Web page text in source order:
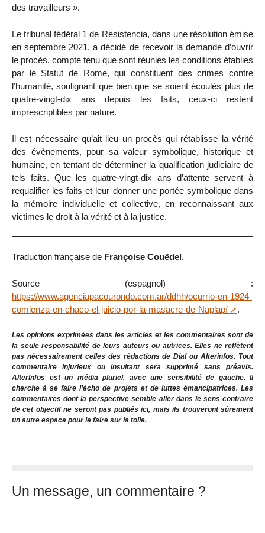
des travailleurs ».
Le tribunal fédéral 1 de Resistencia, dans une résolution émise
en septembre 2021, a décidé de recevoir la demande d’ouvrir
le procès, compte tenu que sont réunies les conditions établies
par le Statut de Rome, qui constituent des crimes contre
l’humanité, soulignant que bien que se soient écoulés plus de
quatre-vingt-dix ans depuis les faits, ceux-ci restent
imprescriptibles par nature.
Il est nécessaire qu’ait lieu un procès qui rétablisse la vérité
des évènements, pour sa valeur symbolique, historique et
humaine, en tentant de déterminer la qualification judiciaire de
tels faits. Que les quatre-vingt-dix ans d’attente servent à
requalifier les faits et leur donner une portée symbolique dans
la mémoire individuelle et collective, en reconnaissant aux
victimes le droit à la vérité et à la justice.
Traduction française de Françoise Couëdel.
Source (espagnol) :
https://www.agenciapacourondo.com.ar/ddhh/ocurrio-en-1924-
comienza-en-chaco-el-juicio-por-la-masacre-de-Naplapí
.
Les opinions exprimées dans les articles et les commentaires sont de
la seule responsabilité de leurs auteurs ou autrices. Elles ne reflètent
pas nécessairement celles des rédactions de Dial ou Alterinfos. Tout
commentaire injurieux ou insultant sera supprimé sans préavis.
AlterInfos est un média pluriel, avec une sensibilité de gauche. Il
cherche à se faire l’écho de projets et de luttes émancipatrices. Les
commentaires dont la perspective semble aller dans le sens contraire
de cet objectif ne seront pas publiés ici, mais ils trouveront sûrement
un autre espace pour le faire sur la toile.
Un message, un commentaire ?